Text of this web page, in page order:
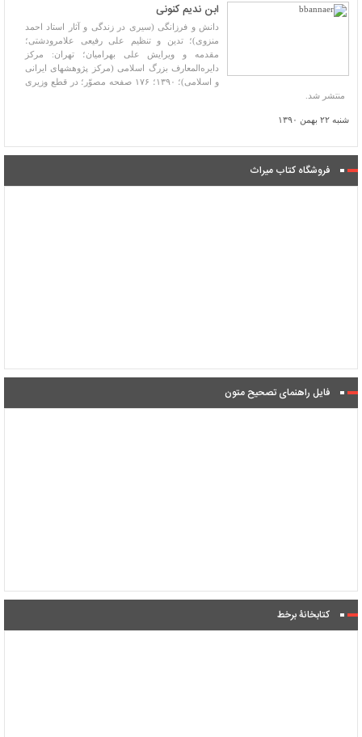
ابن ندیم کنونی
دانش و فرزانگی (سیری در زندگی و آثار استاد احمد
منزوی)؛ تدین و تنظیم علی رفیعی علامرودشتی؛
مقدمه و ویرایش علی بهرامیان؛ تهران: مرکز
دایره‌المعارف بزرگ اسلامی (مرکز پژوهشهای ایرانی
و اسلامی)؛ ۱۳۹۰؛ ۱۷۶ صفحه مصوّر؛ در قطع وزیری
منتشر شد.
شنبه ۲۲ بهمن ۱۳۹۰
فروشگاه کتاب میراث
فایل راهنمای تصحیح متون
کتابخانۀ برخط